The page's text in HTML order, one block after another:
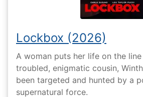
Lockbox (2026)
A woman puts her life on the
troubled, enigmatic cousin,
been targeted and hunted by a
supernatural force.